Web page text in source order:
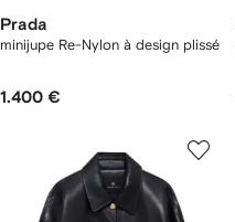
Prada
minijupe Re-Nylon à design plissé
1.400 €